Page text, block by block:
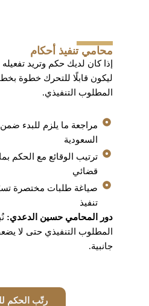
محامي تنفيذ أحكام
إذا كان لديك حكم وتريد
ليكون قابلًا للتحرك خطوة
المطلوب التنفيذي.
مراجعة ما يلزم للبدء
السعودية
ترتيب الوقائع مع الحكم
قضائي
صياغة طلبات مختصرة
تنفيذ
دور المحامي حسين الدعدي:
المطلوب التنفيذي حتى لا
جانبية.
رتّب الحكم